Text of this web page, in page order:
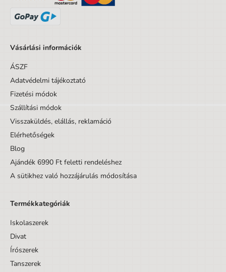
Vásárlási információk
ÁSZF
Adatvédelmi tájékoztató
Fizetési módok
Szállítási módok
Visszaküldés, elállás, reklamáció
Elérhetőségek
Blog
Ajándék 6990 Ft feletti rendeléshez
A sütikhez való hozzájárulás módosítása
Termékkategóriák
Iskolaszerek
Divat
Írószerek
Tanszerek